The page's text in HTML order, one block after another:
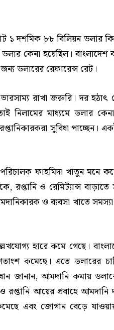
১ দশমিক ৮৮ বিলিয়ন ডলার
কেনা হয়েছিল। বাংলাদেশ
ডলারের রেফারেন্স রেট।
রাখা জরুরি। দর
নিলামের মাধ্যমে ডলার
সুবিধা পাচ্ছেন।
ফাহমিদা খাতুন মনে
রপ্তানি ও রেমিট্যান্স
ও ব্যবসা খাতে সমস্যা
হারে কমে গেছে।
কমেছে। এতে ডলারের
জানান, আমদানি কমায়
রপ্তানি আয়ের প্রবাহে
এবং জোগান বেড়ে